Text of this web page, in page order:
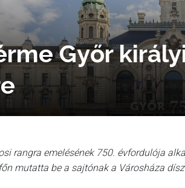
Győr
rangra emelésének 750. évfordulója
mutatta be a sajtónak a Városháza